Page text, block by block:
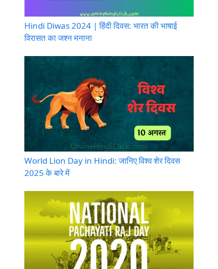
Hindi Diwas 2024 | हिंदी दिवस: भारत की भाषाई
विरासत का जश्न मनाना
World Lion Day in Hindi: जानिए विश्व शेर दिवस
2025 के बारे में